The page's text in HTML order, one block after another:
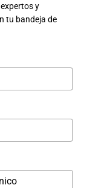
y
tu bandeja de